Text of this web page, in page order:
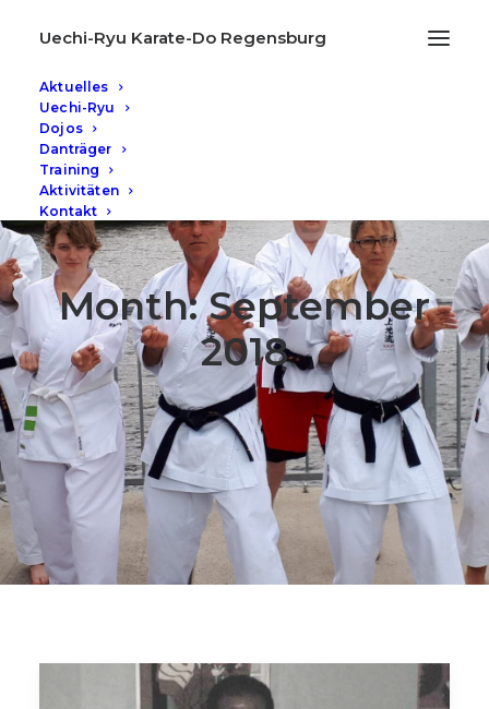
Uechi-Ryu Karate-Do Regensburg
Aktuelles
Uechi-Ryu
Dojos
Danträger
Training
Aktivitäten
Kontakt
Month: September
2018